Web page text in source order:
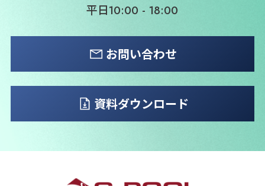
平日10:00 - 18:00
お問い合わせ
資料ダウンロード